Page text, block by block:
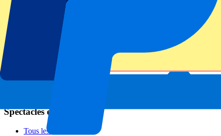
Championnats de football
Ligue des Champions
Premier League
Spectacles et festivals
Tous les concerts